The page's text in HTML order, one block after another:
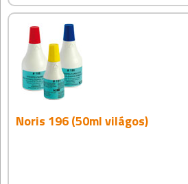
Noris 196 (50ml világos)